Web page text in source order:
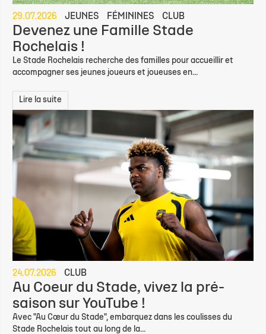
29.07.2026 JEUNES FÉMININES CLUB
Devenez une Famille Stade
Rochelais !
Le Stade Rochelais recherche des familles pour accueillir et
accompagner ses jeunes joueurs et joueuses en...
Lire la suite
24.07.2026 CLUB
Au Coeur du Stade, vivez la pré-
saison sur YouTube !
Avec "Au Cœur du Stade", embarquez dans les coulisses du
Stade Rochelais tout au long de la...